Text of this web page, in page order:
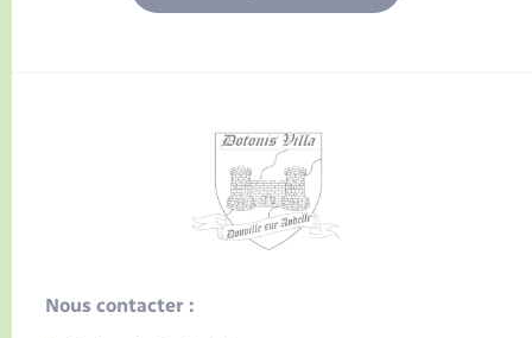
Nous contacter :